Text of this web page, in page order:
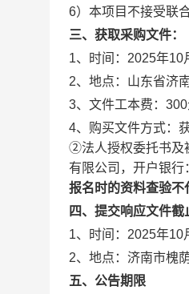
6）本项目不接受联
三、获取采购文件：
1、
时间： 2025年10
2、 地点：山东省济
3、 文件工本费：
4、 购买文件方式：
②法人授权委托书及
有限公司，开户银行
报名时的资料查验不
四、提交响应文件截
1、
时间： 2025年10
2、 地点：济南市槐
五、公告期限